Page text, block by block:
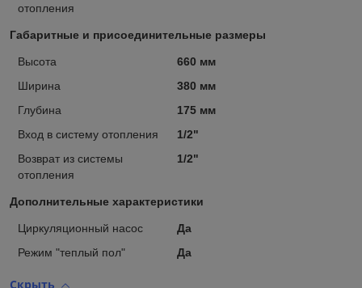
отопления
Габаритные и присоединительные размеры
Высота
660 мм
Ширина
380 мм
Глубина
175 мм
Вход в систему отопления
1/2"
Возврат из системы
отопления
1/2"
Дополнительные характеристики
Циркуляционный насос
Да
Режим "теплый пол"
Да
Скрыть